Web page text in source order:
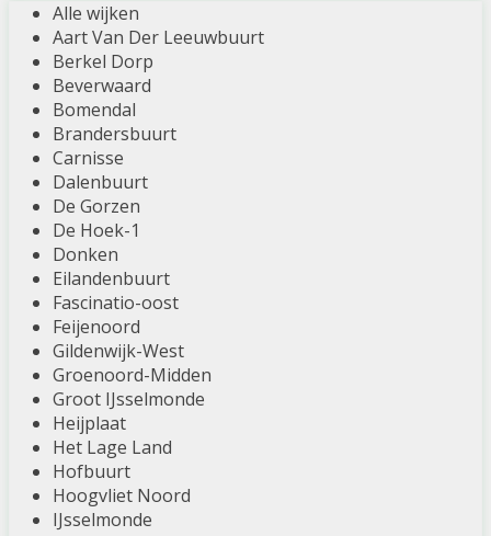
Alle wijken
Aart Van Der Leeuwbuurt
Berkel Dorp
Beverwaard
Bomendal
Brandersbuurt
Carnisse
Dalenbuurt
De Gorzen
De Hoek-1
Donken
Eilandenbuurt
Fascinatio-oost
Feijenoord
Gildenwijk-West
Groenoord-Midden
Groot IJsselmonde
Heijplaat
Het Lage Land
Hofbuurt
Hoogvliet Noord
IJsselmonde